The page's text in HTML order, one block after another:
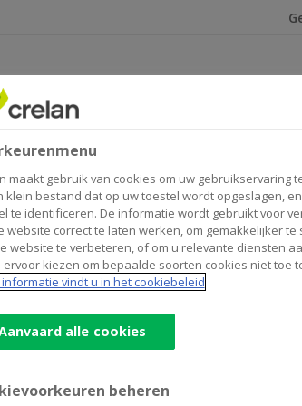
maakt gebruik van cookies om uw gebruikservaring
klein bestand dat op uw toestel wordt opgeslagen,
te identificeren. De informatie wordt gebruikt voor
website correct te laten werken, om gemakkelijker
website te verbeteren, of om u relevante diensten
ervoor kiezen om bepaalde soorten cookies niet toe
vindt u in het cookiebeleid
alle cookies
beheren